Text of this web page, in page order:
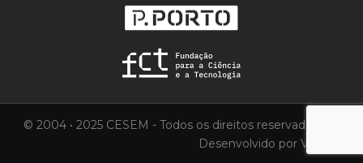
© 2004 • 2025 CESEM - Todos os direitos reservados.
Desenvolvido por Vortica